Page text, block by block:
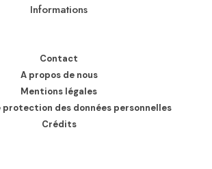
Informations
Contact
A propos de nous
Mentions légales
protection des données personnelles
Crédits